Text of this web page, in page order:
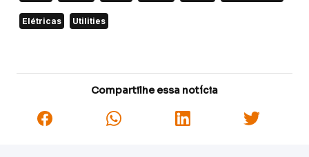
Elétricas Utilities
Compartilhe essa notícia